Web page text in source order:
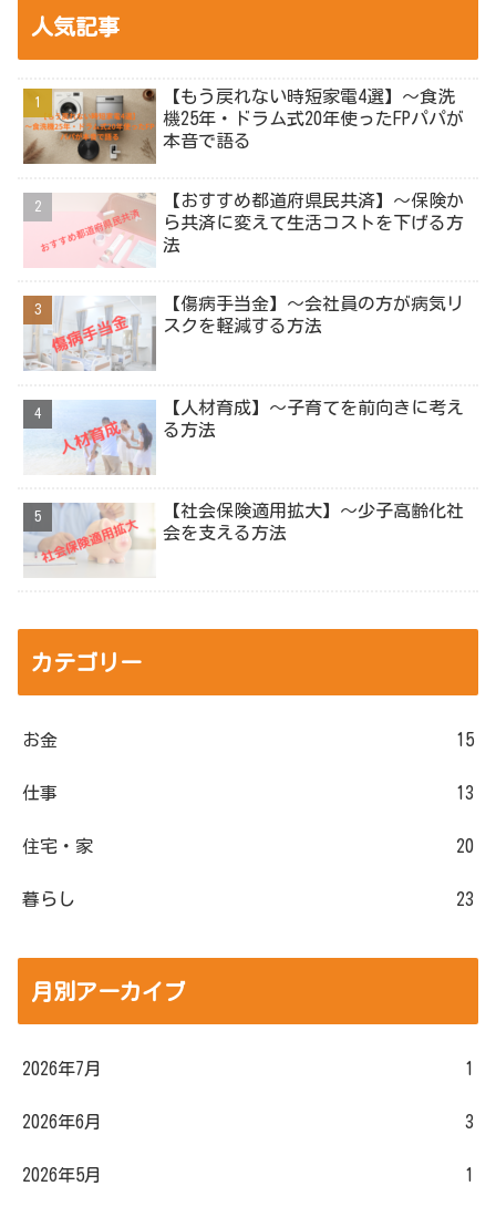
人気記事
【もう戻れない時短家電4選】～食洗
機25年・ドラム式20年使ったFPパパが
本音で語る
【おすすめ都道府県民共済】～保険か
ら共済に変えて生活コストを下げる方
法
【傷病手当金】～会社員の方が病気リ
スクを軽減する方法
【人材育成】～子育てを前向きに考え
る方法
【社会保険適用拡大】～少子高齢化社
会を支える方法
カテゴリー
お金 15
仕事 13
住宅・家 20
暮らし 23
月別アーカイブ
2026年7月 1
2026年6月 3
2026年5月 1